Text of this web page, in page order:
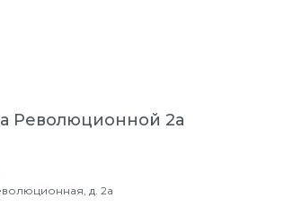
Революционной 2а
д. 2а